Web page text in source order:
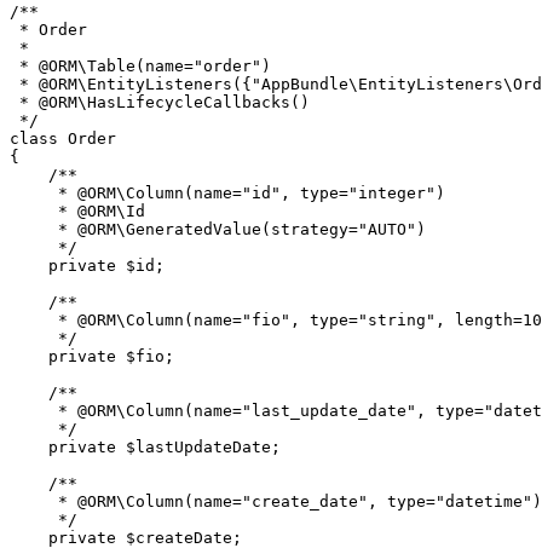
/**
* Order
*
* @ORM\Table(name="order")
*
* @ORM\HasLifecycleCallbacks()
*/
class Order
{
    /**
     * @ORM\Column(name="id", type="integer")
     * @ORM\Id
     * @ORM\GeneratedValue(strategy="AUTO")
     */
    private $id;
    /**
* @ORM\Column(name="fio", type="string",
     */
    private $fio;
    /**
* @ORM\Column(name="last_update_date",
     */
    private $lastUpdateDate;
    /**
     * @ORM\Column(name="create_date", type="datetime")
     */
    private $createDate;